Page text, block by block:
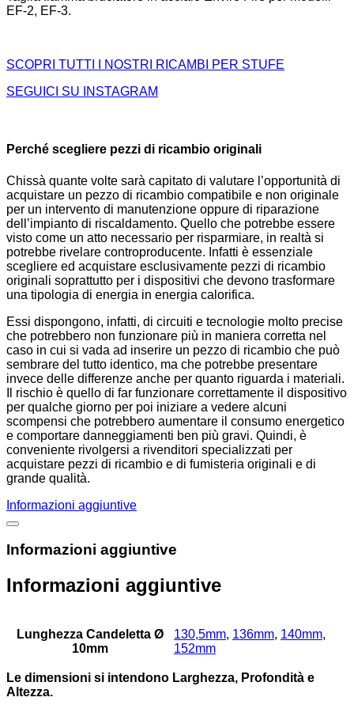
EF-2, EF-3.
SCOPRI TUTTI I NOSTRI RICAMBI PER STUFE
SEGUICI SU INSTAGRAM
Perché scegliere pezzi di ricambio originali
Chissà quante volte sarà capitato di valutare l’opportunità di
acquistare un pezzo di ricambio compatibile e non originale
per un intervento di manutenzione oppure di riparazione
dell’impianto di riscaldamento. Quello che potrebbe essere
visto come un atto necessario per risparmiare, in realtà si
potrebbe rivelare controproducente. Infatti è essenziale
scegliere ed acquistare esclusivamente pezzi di ricambio
originali soprattutto per i dispositivi che devono trasformare
una tipologia di energia in energia calorifica.
Essi dispongono, infatti, di circuiti e tecnologie molto precise
che potrebbero non funzionare più in maniera corretta nel
caso in cui si vada ad inserire un pezzo di ricambio che può
sembrare del tutto identico, ma che potrebbe presentare
invece delle differenze anche per quanto riguarda i materiali.
Il rischio è quello di far funzionare correttamente il dispositivo
per qualche giorno per poi iniziare a vedere alcuni
scompensi che potrebbero aumentare il consumo energetico
e comportare danneggiamenti ben più gravi. Quindi, è
conveniente rivolgersi a rivenditori specializzati per
acquistare pezzi di ricambio e di fumisteria originali e di
grande qualità.
Informazioni aggiuntive
Informazioni aggiuntive
Informazioni aggiuntive
Lunghezza Candeletta Ø
10mm
130,5mm, 136mm, 140mm,
152mm
Le dimensioni si intendono Larghezza, Profondità e
Altezza.